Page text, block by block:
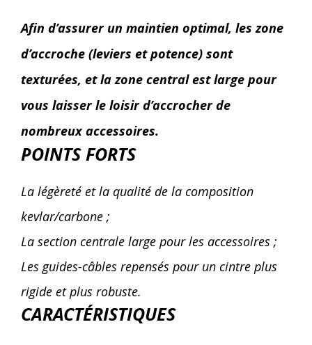
Afin d’assurer un maintien optimal, les zone
d’accroche (leviers et potence) sont
texturées, et la zone central est large pour
vous laisser le loisir d’accrocher de
nombreux accessoires.
POINTS FORTS
La légèreté et la qualité de la composition
kevlar/carbone ;
La section centrale large pour les accessoires ;
Les guides-câbles repensés pour un cintre plus
rigide et plus robuste.
CARACTÉRISTIQUES